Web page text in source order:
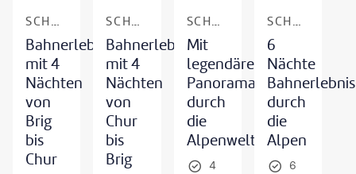
SCHWEIZ
Bahnerlebnisreise
mit 4
Nächten
von
Brig
bis
Chur
SCHWEIZ
Bahnerlebnisreise
mit 4
Nächten
von
Chur
bis
Brig
SCHWEIZ - LUZERN-ZERMATT
Mit
legendären
Panoramazügen
durch
die
Alpenwelt
4
SCHWEIZ - AB/BIS LUZERN
6
Nächte
durch
die
Alpen
6